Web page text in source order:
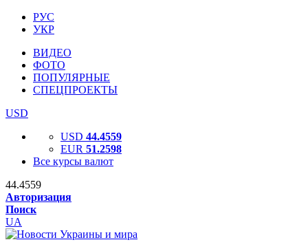
РУС
УКР
ВИДЕО
ФОТО
ПОПУЛЯРНЫЕ
СПЕЦПРОЕКТЫ
USD
USD 44.4559
EUR 51.2598
Все курсы валют
44.4559
Авторизация
Поиск
UA